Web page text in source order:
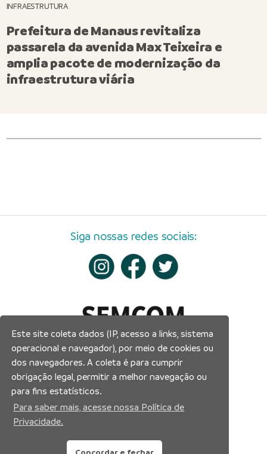
INFRAESTRUTURA
Prefeitura de Manaus revitaliza
passarela da avenida Max Teixeira e
amplia pacote de modernização da
infraestrutura viária
Siga nossas redes sociais:
Este site coleta dados (IP, acesso a links, sistema
operacional e navegador), por meio de cookies ou
dos navegadores. A coleta é para cumprir
obrigação legal, permitir a melhor navegação ou
para fins estatísticos.
Para saber mais, acesse nossa Política de
Privacidade.